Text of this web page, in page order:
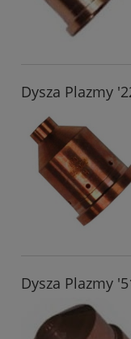
Dysza Plazmy
Dysza Plazmy